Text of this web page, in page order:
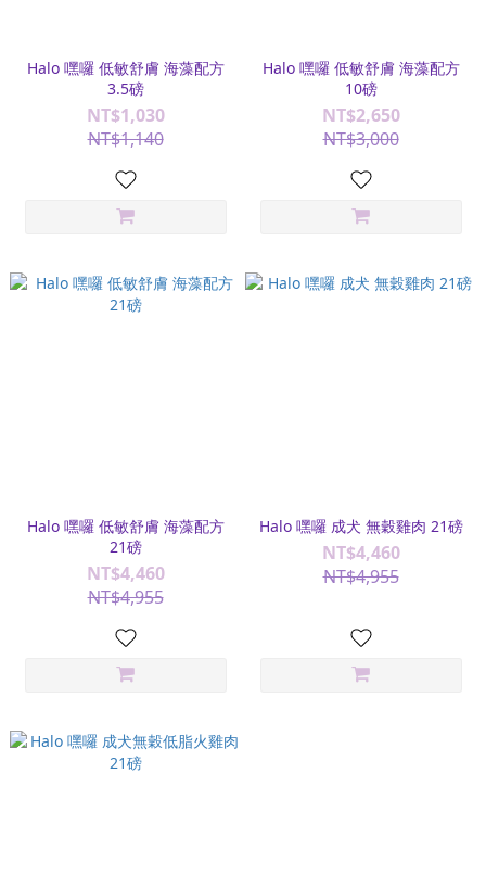
Halo 嘿囉 低敏舒膚 海藻配方
3.5磅
NT$1,030
NT$1,140
Halo 嘿囉 低敏舒膚 海藻配方
10磅
NT$2,650
NT$3,000
Halo 嘿囉 低敏舒膚 海藻配方
21磅
NT$4,460
NT$4,955
Halo 嘿囉 成犬 無穀雞肉 21磅
NT$4,460
NT$4,955